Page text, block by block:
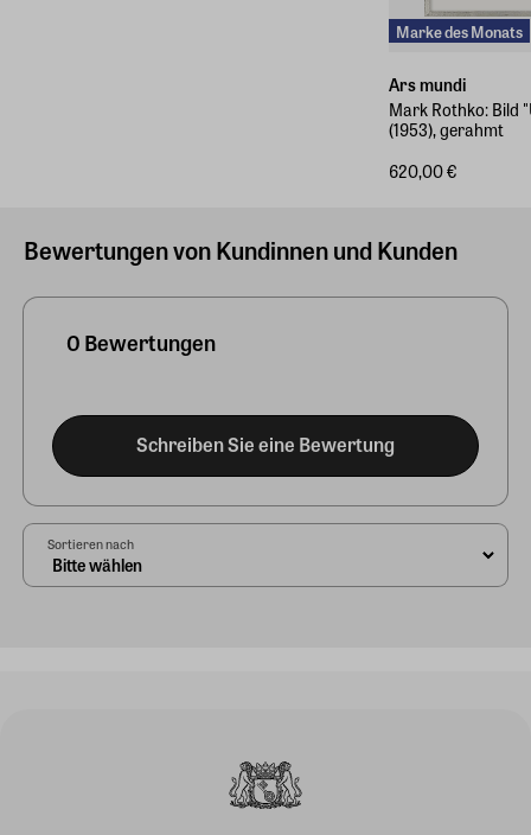
Marke des Monats
Ars mundi
Mark Rothko: Bild
(1953), gerahmt
620,00 €
Bewertungen von Kundinnen und Kunden
0 Bewertungen
Schreiben Sie eine Bewertung
Sortieren nach